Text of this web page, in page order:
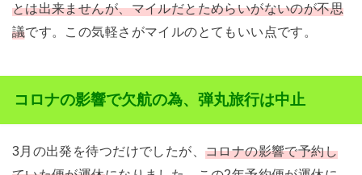
とは出来ませんが、マイルだとためらいがないのが不思
議です。この気軽さがマイルのとてもいい点です。
コロナの影響で欠航の為、弾丸旅行は中止
3月の出発を待つだけでしたが、コロナの影響で予約し